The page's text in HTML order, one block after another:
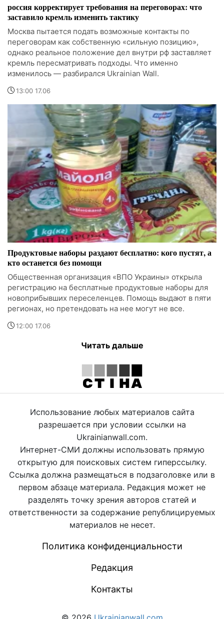
россия корректирует требования на переговорах: что
заставило кремль изменить тактику
Москва пытается подать возможные контакты по
переговорам как собственную «сильную позицию»,
однако реальное положение дел внутри рф заставляет
кремль пересматривать подходы. Что именно
изменилось — разбирался Ukrainian Wall.
13:00 17.06
Продуктовые наборы раздают бесплатно: кого пустят, а
кто останется без помощи
Общественная организация «ВПО Украины» открыла
регистрацию на бесплатные продуктовые наборы для
новоприбывших переселенцев. Помощь выдают в пяти
регионах, но претендовать на нее могут не все.
12:00 17.06
Читать дальше
Использование любых материалов сайта
разрешается при условии ссылки на
Ukrainianwall.com.
Интернет-СМИ должны использовать прямую
открытую для поисковых систем гиперссылку.
Ссылка должна размещаться в подзаголовке или в
первом абзаце материала. Редакция может не
разделять точку зрения авторов статей и
ответственности за содержание републицируемых
материалов не несет.
Политика конфиденциальности
Редакция
Контакты